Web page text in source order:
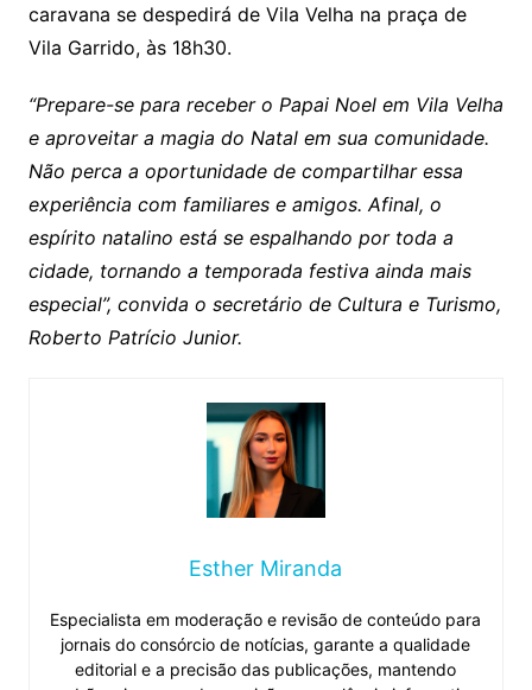
caravana se despedirá de Vila Velha na praça de
Vila Garrido, às 18h30.
“Prepare-se para receber o Papai Noel em Vila Velha
e aproveitar a magia do Natal em sua comunidade.
Não perca a oportunidade de compartilhar essa
experiência com familiares e amigos. Afinal, o
espírito natalino está se espalhando por toda a
cidade, tornando a temporada festiva ainda mais
especial”, convida o secretário de Cultura e Turismo,
Roberto Patrício Junior.
Esther Miranda
Especialista em moderação e revisão de conteúdo para
jornais do consórcio de notícias, garante a qualidade
editorial e a precisão das publicações, mantendo